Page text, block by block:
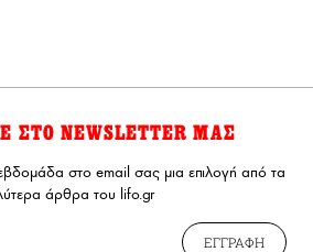
ΣΤΟ NEWSLETTER ΜΑΣ
στο email σας μια επιλογή από τα
άρθρα του lifo.gr
ΕΓΓΡΑΦΗ